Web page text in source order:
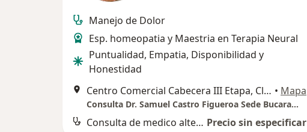
Manejo de Dolor
Esp. homeopatia y Maestria en Terapia Neural
Puntualidad, Empatia, Disponibilidad y
Honestidad
Centro Comercial Cabecera III Etapa, Cl. 51 #35-28, Cabecera del llano, Bucaramanga, Santander, Bucaramanga • Mapa
Consulta Dr. Samuel Castro Figueroa Sede Bucaramanga
Consulta de medico alternativo Precio sin especificar